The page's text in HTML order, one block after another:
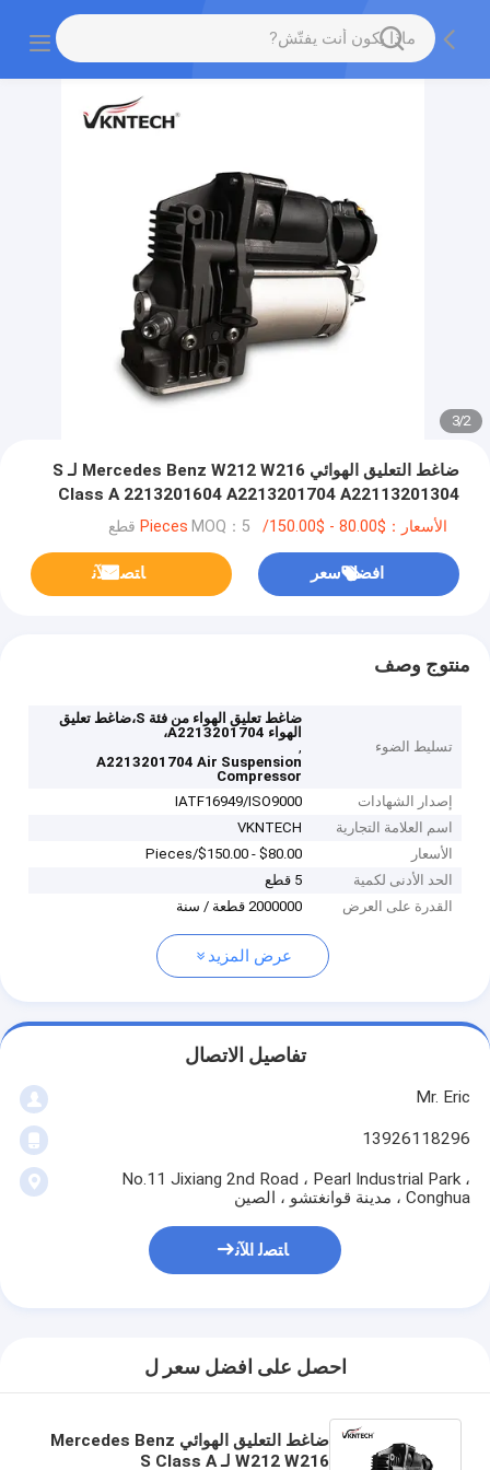
2
/
3
ضاغط التعليق الهوائي Mercedes Benz W212 W216 لـ S
Class A 2213201604 A2213201704 A22113201304
VKNTECH 1D1003
الأسعار：$80.00 - $150.00/Pieces MOQ：5 قطع
افضل سعر ﺎﺘﺼﻟ ﺍﻶﻧ
منتوج وصف
تسليط الضوء
ضاغط تعليق الهواء من فئة S،ضاغط تعليق
الهواء A2213201704،
,
A2213201704 Air Suspension
Compressor
إصدار الشهادات
IATF16949/ISO9000
اسم العلامة التجارية
VKNTECH
الأسعار
$80.00 - $150.00/Pieces
الحد الأدنى لكمية
5 قطع
القدرة على العرض
2000000 قطعة / سنة
عرض المزيد
تفاصيل الاتصال
Mr. Eric
13926118296
No.11 Jixiang 2nd Road ، Pearl Industrial Park ،
Conghua ، مدينة قوانغتشو ، الصين
ﺎﺘﺼﻟ ﺍﻶﻧ
احصل على افضل سعر ل
ضاغط التعليق الهوائي Mercedes Benz
W212 W216 لـ S Class A